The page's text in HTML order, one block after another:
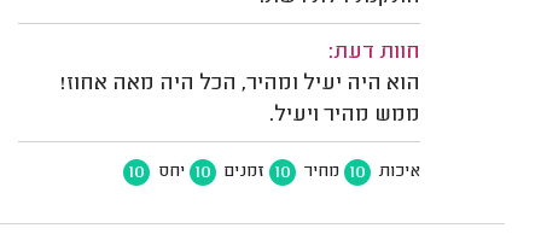
חוות דעת:
הוא היה יעיל ומהיר, הכל היה מאה אחוז!
ממש מהיר ויעיל.
איכות 10 מחיר 10 זמנים 10 יחס 10